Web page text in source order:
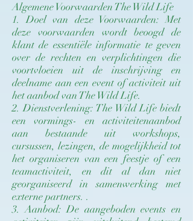
Algemene Voorwaarden The Wild Life
1. Doel van deze Voorwaarden: Met
deze voorwaarden wordt beoogd de
klant de essentiële informatie te geven
over de rechten en verplichtingen die
voortvloeien uit de inschrijving en
deelname aan een event of activiteit uit
het aanbod van The Wild Life.
2. Dienstverlening: The Wild Life biedt
een vormings- en activiteitenaanbod
aan bestaande uit workshops,
cursussen, lezingen, de mogelijkheid tot
het organiseren van een feestje of een
teamactiviteit, en dit al dan niet
georganiseerd in samenwerking met
externe partners. .
3. Aanbod: De aangeboden events en